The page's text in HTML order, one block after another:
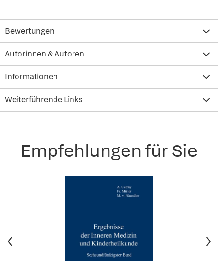
Bewertungen
Autorinnen & Autoren
Informationen
Weiterführende Links
Empfehlungen für Sie